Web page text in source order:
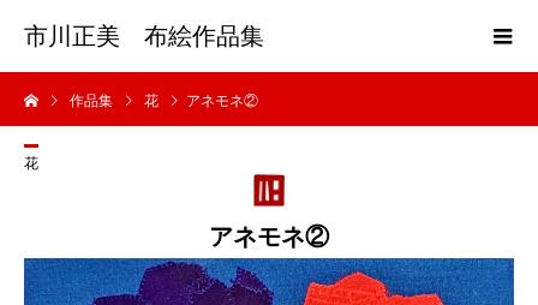
市川正美 布絵作品集
作品集 花 アネモネ②
花
アネモネ②